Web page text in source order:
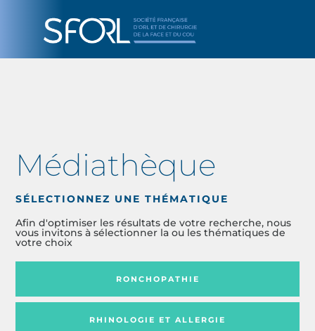
Médiathèque
SÉLECTIONNEZ UNE THÉMATIQUE
Afin d'optimiser les résultats de votre recherche, nous
vous invitons à sélectionner la ou les thématiques de
votre choix
RONCHOPATHIE
RHINOLOGIE ET ALLERGIE